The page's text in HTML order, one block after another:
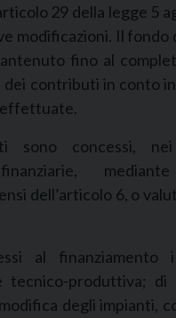
29 della legge 5
modificazioni. Il fondo
fino al
dei contributi in conto
effettuate.
sono concessi,
dell’articolo 6, o
al
tecnico-produttiva; di
degli impianti,